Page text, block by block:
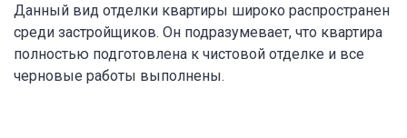
Данный вид отделки квартиры широко распространен
среди застройщиков. Он подразумевает, что квартира
полностью подготовлена к чистовой отделке и все
черновые работы выполнены.